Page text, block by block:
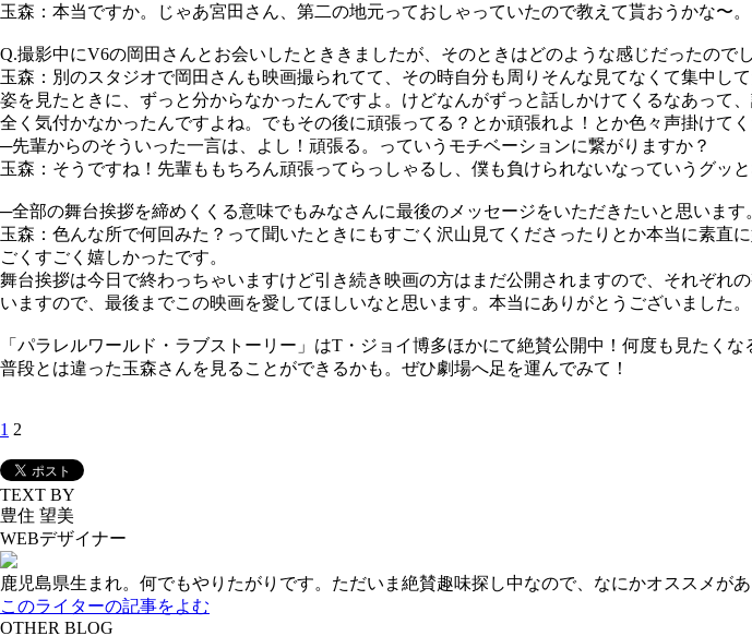
玉森： 本当ですか。じゃあ宮田さん、第二の地元っておしゃっていたので教えて貰おうかな〜。
Q.撮影中にV6の岡田さんとお会いしたとききましたが、そのときはどのような感じだったので
玉森： 別のスタジオで岡田さんも映画撮られてて、その時自分も周りそんな見てなくて集中
姿を見たときに、ずっと分からなかったんですよ。けどなんがずっと話しかけてくるなあって
全く気付かなかったんですよね。でもその後に頑張ってる？とか頑張れよ！とか色々声掛けて
─先輩からのそういった一言は、よし！頑張る。っていうモチベーションに繋がりますか？
玉森： そうですね！先輩ももちろん頑張ってらっしゃるし、僕も負けられないなっていうグッと
─全部の舞台挨拶を締めくくる意味でもみなさんに最後のメッセージをいただきたいと思います
玉森： 色んな所で何回みた？って聞いたときにもすごく沢山見てくださったりとか本当に素
ごくすごく嬉しかったです。
舞台挨拶は今日で終わっちゃいますけど引き続き映画の方はまだ公開されますので、それぞ
いますので、最後までこの映画を愛してほしいなと思います。本当にありがとうございました。
「パラレルワールド・ラブストーリー」はT・ジョイ博多ほかにて絶賛公開中！何度も見たく
普段とは違った玉森さんを見ることができるかも。ぜひ劇場へ足を運んでみて！
1 2
TEXT BY
豊住 望美
WEBデザイナー
鹿児島県生まれ。何でもやりたがりです。ただいま絶賛趣味探し中なので、なにかオススメが
このライターの記事をよむ
OTHER BLOG